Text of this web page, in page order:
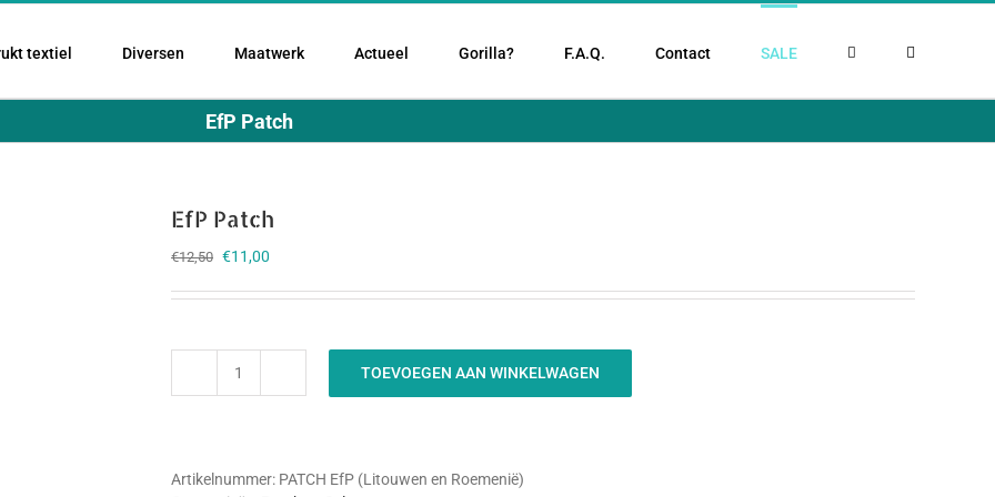
textiel Diversen Maatwerk Actueel Gorilla? F.A.Q. Contact SALE
EfP Patch
EfP Patch
€12,50 Oorspronkelijke
was:
€11,00
is:
EfP
TOEVOEGEN AAN WINKELWAGEN
Artikelnummer: PATCH EfP (Litouwen en Roemenië)